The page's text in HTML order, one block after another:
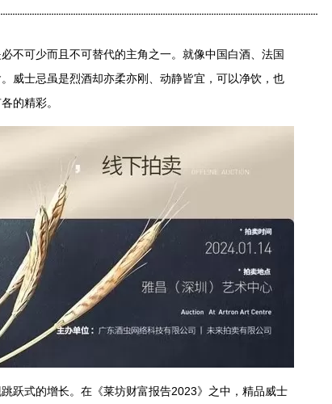
不可少而且不可替代的主角之一。就像中国白酒、法国
威士忌虽是烈酒却亦柔亦刚、动静皆宜，可以净饮，也
的精彩。
跃式的增长。在《莱坊财富报告2023》之中，精品威士